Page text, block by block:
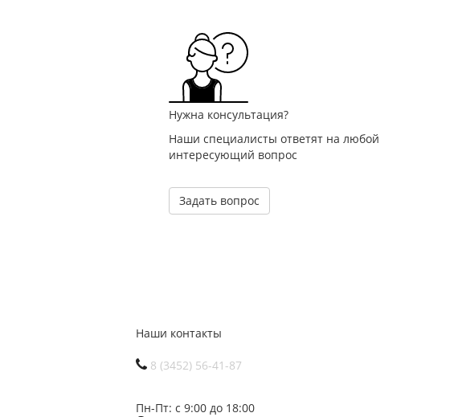
Нужна консультация?
Наши специалисты ответят на любой
интересующий вопрос
Задать вопрос
Наши контакты
8 (3452) 56-41-87
Пн-Пт: с 9:00 до 18:00